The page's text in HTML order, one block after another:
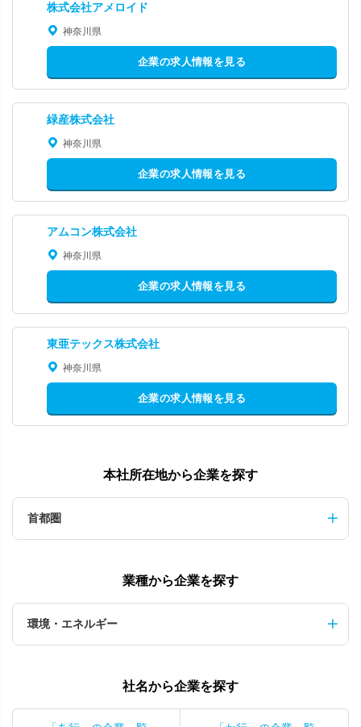
株式会社アメロイド
神奈川県
企業の求人情報を見る
緑産株式会社
神奈川県
企業の求人情報を見る
アムコン株式会社
神奈川県
企業の求人情報を見る
東亜テックス株式会社
神奈川県
企業の求人情報を見る
本社所在地から企業を探す
首都圏
業種から企業を探す
環境・エネルギー
社名から企業を探す